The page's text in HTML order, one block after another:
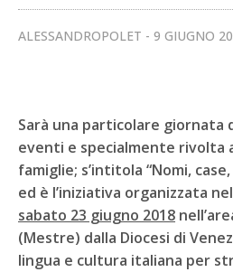
ALESSANDROPOLET 9 GIUGNO
Sarà una particolare giornata
eventi e specialmente rivolta
famiglie; s’intitola “Nomi,
ed è l’iniziativa organizzata
sabato 23 giugno 2018
(Mestre) dalla Diocesi di
lingua e cultura italiana per